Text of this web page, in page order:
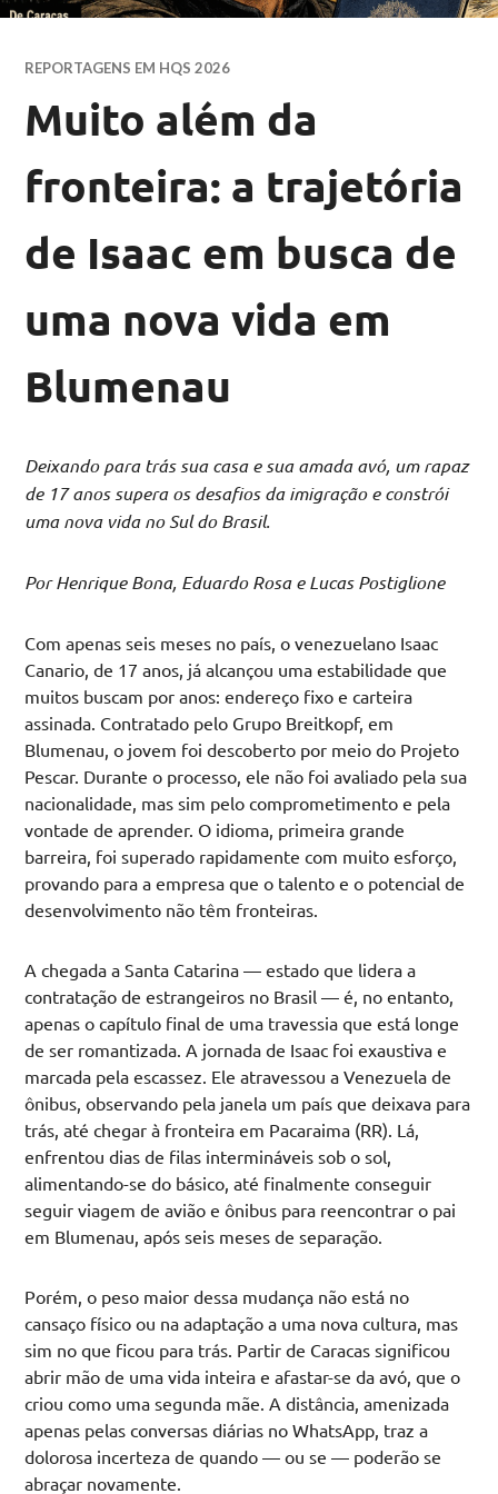
REPORTAGENS EM HQS 2026
Muito além da
fronteira: a trajetória
de Isaac em busca de
uma nova vida em
Blumenau
Deixando para trás sua casa e sua amada avó, um rapaz
de 17 anos supera os desafios da imigração e constrói
uma nova vida no Sul do Brasil.
Por Henrique Bona, Eduardo Rosa e Lucas Postiglione
Com apenas seis meses no país, o venezuelano Isaac
Canario, de 17 anos, já alcançou uma estabilidade que
muitos buscam por anos: endereço fixo e carteira
assinada. Contratado pelo Grupo Breitkopf, em
Blumenau, o jovem foi descoberto por meio do Projeto
Pescar. Durante o processo, ele não foi avaliado pela sua
nacionalidade, mas sim pelo comprometimento e pela
vontade de aprender. O idioma, primeira grande
barreira, foi superado rapidamente com muito esforço,
provando para a empresa que o talento e o potencial de
desenvolvimento não têm fronteiras.
A chegada a Santa Catarina — estado que lidera a
contratação de estrangeiros no Brasil — é, no entanto,
apenas o capítulo final de uma travessia que está longe
de ser romantizada. A jornada de Isaac foi exaustiva e
marcada pela escassez. Ele atravessou a Venezuela de
ônibus, observando pela janela um país que deixava para
trás, até chegar à fronteira em Pacaraima (RR). Lá,
enfrentou dias de filas intermináveis sob o sol,
alimentando-se do básico, até finalmente conseguir
seguir viagem de avião e ônibus para reencontrar o pai
em Blumenau, após seis meses de separação.
Porém, o peso maior dessa mudança não está no
cansaço físico ou na adaptação a uma nova cultura, mas
sim no que ficou para trás. Partir de Caracas significou
abrir mão de uma vida inteira e afastar-se da avó, que o
criou como uma segunda mãe. A distância, amenizada
apenas pelas conversas diárias no WhatsApp, traz a
dolorosa incerteza de quando — ou se — poderão se
abraçar novamente.